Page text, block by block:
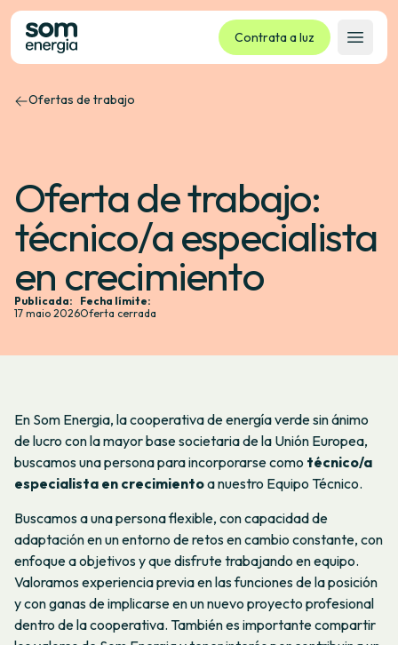
Contrata a luz
Abrir
Tarifas
La cooperativa
Contacto
Trámites
Oficina virtual
Idioma: ES CA GL EU
Ofertas de trabajo
Oferta de trabajo:
técnico/a especialista
en crecimiento
Publicada:
17 maio 2026
Fecha límite:
Oferta cerrada
En Som Energia, la cooperativa de energía verde sin ánimo
de lucro con la mayor base societaria de la Unión Europea,
buscamos una persona para incorporarse como técnico/a
especialista en crecimientoa nuestro Equipo Técnico.
Buscamos a una persona flexible, con capacidad de
adaptación en un entorno de retos en cambio constante, con
enfoque a objetivos y que disfrute trabajando en equipo.
Valoramos experiencia previa en las funciones de la posición
y con ganas de implicarse en un nuevo proyecto profesional
dentro de la cooperativa. También es importante compartir